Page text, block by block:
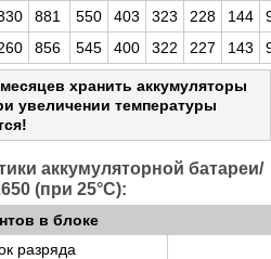
881 550 403 323 228 144
856 545 400 322 227 143
хранить аккумуляторы
увеличении температуры
аккумуляторной батареи/
(при 25°С):
в блоке
разряда